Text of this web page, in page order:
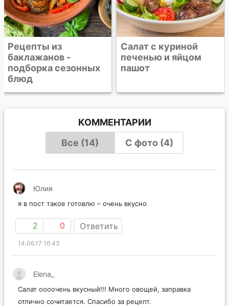
Салат с куриной
печенью и яйцом
пашот
КОММЕНТАРИИ
Все (14)
С фото (4)
Юлия
я в пост такое готовлю – очень вкусно
2 0 Ответить
14.06.17 16:43
Elena_
Салат оооочень вкусный!!! Много овощей, заправка
отлично сочитается. Спасибо за рецепт.